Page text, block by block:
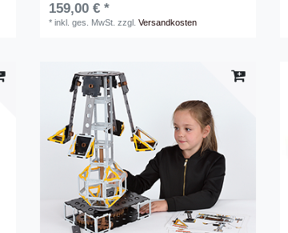
159,00 € *
*inkl. ges. MwSt. zzgl.Versandkosten